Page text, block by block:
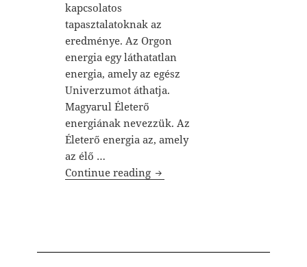
kapcsolatos
tapasztalatoknak az
eredménye. Az Orgon
energia egy láthatatlan
energia, amely az egész
Univerzumot áthatja.
Magyarul Életerő
energiának nevezzük. Az
Életerő energia az, amely
az élő …
Continue reading Orgon / Orgon Energia